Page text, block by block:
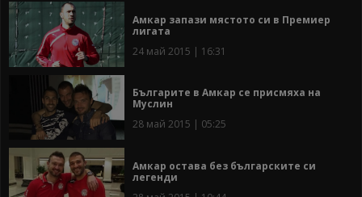
Амкар запази мястото си в Премиер
лигата
24 май 2015 | 16:31
Българите в Амкар се присмяха на
Муслин
28 май 2015 | 05:25
Амкар остава без българските си
легенди